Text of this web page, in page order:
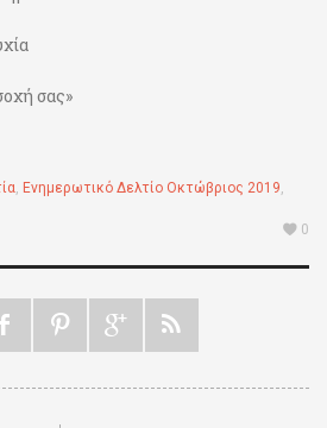
σας»
, Ενημερωτικό Δελτίο Οκτώβριος 2019,
0